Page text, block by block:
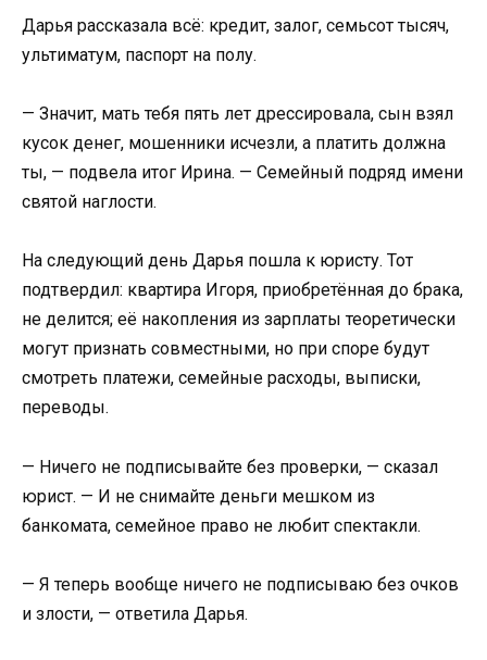
Дарья рассказала всё: кредит, залог, семьсот тысяч,
ультиматум, паспорт на полу.
— Значит, мать тебя пять лет дрессировала, сын взял
кусок денег, мошенники исчезли, а платить должна
ты, — подвела итог Ирина. — Семейный подряд имени
святой наглости.
На следующий день Дарья пошла к юристу. Тот
подтвердил: квартира Игоря, приобретённая до брака,
не делится; её накопления из зарплаты теоретически
могут признать совместными, но при споре будут
смотреть платежи, семейные расходы, выписки,
переводы.
— Ничего не подписывайте без проверки, — сказал
юрист. — И не снимайте деньги мешком из
банкомата, семейное право не любит спектакли.
— Я теперь вообще ничего не подписываю без очков
и злости, — ответила Дарья.